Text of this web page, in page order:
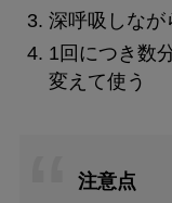
深呼吸しなが
1回につき数
変えて使う
注意点